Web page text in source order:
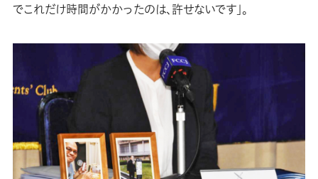
でこれだけ時間がかかったのは、許せないです」。